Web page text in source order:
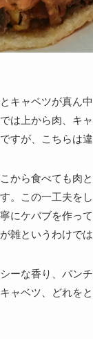
キャベツが真ん
は上から肉、キ
すが、こちらは違
から食べても肉
。この一工夫を
にケバブを作って
雑というわけで
ーな香り、パン
ャベツ、どれを